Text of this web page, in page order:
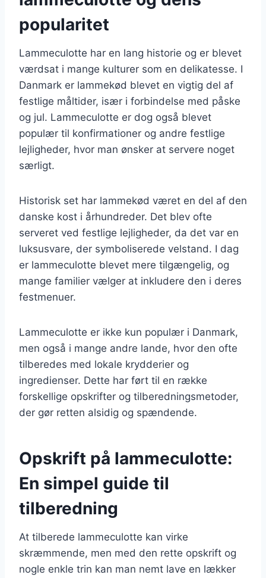
popularitet
Lammeculotte har en lang historie og er blevet
værdsat i mange kulturer som en delikatesse. I
Danmark er lammekød blevet en vigtig del af
festlige måltider, især i forbindelse med påske
og jul. Lammeculotte er dog også blevet
populær til konfirmationer og andre festlige
lejligheder, hvor man ønsker at servere noget
særligt.
Historisk set har lammekød været en del af den
danske kost i århundreder. Det blev ofte
serveret ved festlige lejligheder, da det var en
luksusvare, der symboliserede velstand. I dag
er lammeculotte blevet mere tilgængelig, og
mange familier vælger at inkludere den i deres
festmenuer.
Lammeculotte er ikke kun populær i Danmark,
men også i mange andre lande, hvor den ofte
tilberedes med lokale krydderier og
ingredienser. Dette har ført til en række
forskellige opskrifter og tilberedningsmetoder,
der gør retten alsidig og spændende.
Opskrift på lammeculotte:
En simpel guide til
tilberedning
At tilberede lammeculotte kan virke
skræmmende, men med den rette opskrift og
nogle enkle trin kan man nemt lave en lækker